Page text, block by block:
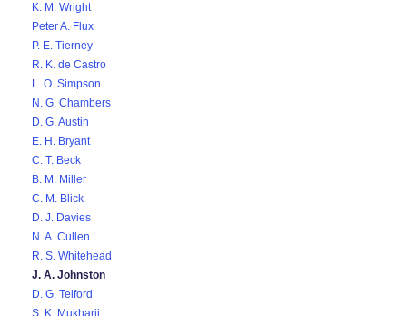
K. M. Wright
Peter A. Flux
P. E. Tierney
R. K. de Castro
L. O. Simpson
N. G. Chambers
D. G. Austin
E. H. Bryant
C. T. Beck
B. M. Miller
C. M. Blick
D. J. Davies
N. A. Cullen
R. S. Whitehead
J. A. Johnston
D. G. Telford
S. K. Mukharji